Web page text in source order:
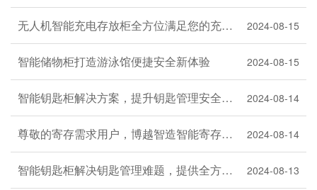
无人机智能充电存放柜全方位满足您的充电需求 2024-08-15
智能储物柜打造游泳馆便捷安全新体验 2024-08-15
智能钥匙柜解决方案，提升钥匙管理安全和工作效率 2024-08-14
尊敬的寄存需求用户，博越智造智能寄存柜齐心为您满足安全和存储需求 2024-08-14
智能钥匙柜解决钥匙管理难题，提供全方位钥匙管理和安全保障 2024-08-13